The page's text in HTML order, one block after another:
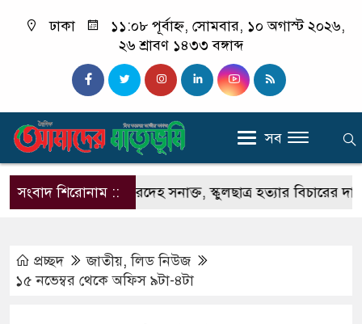
ঢাকা
১১:০৮ পূর্বাহ্ন, সোমবার, ১০ অগাস্ট ২০২৬,
২৬ শ্রাবণ ১৪৩৩ বঙ্গাব্দ
সব
সংবাদ শিরোনাম ::
বস্তাবন্দি মরদেহ সনাক্ত, স্কুলছাত্র হত্যার বিচারের দাবিতে
প্রচ্ছদ জাতীয়,লিড নিউজ
১৫ নভেম্বর থেকে অফিস ৯টা-৪টা